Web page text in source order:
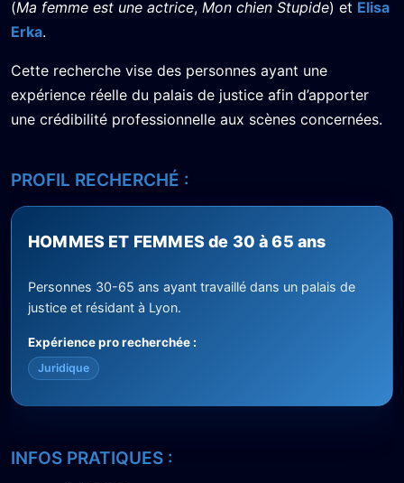
(Ma femme est une actrice, Mon chien Stupide) et Elisa
Erka.
Cette recherche vise des personnes ayant une
expérience réelle du palais de justice afin d’apporter
une crédibilité professionnelle aux scènes concernées.
PROFIL RECHERCHÉ :
HOMMES ET FEMMES de 30 à 65 ans
Personnes 30-65 ans ayant travaillé dans un palais de
justice et résidant à Lyon.
Expérience pro recherchée :
Juridique
INFOS PRATIQUES :